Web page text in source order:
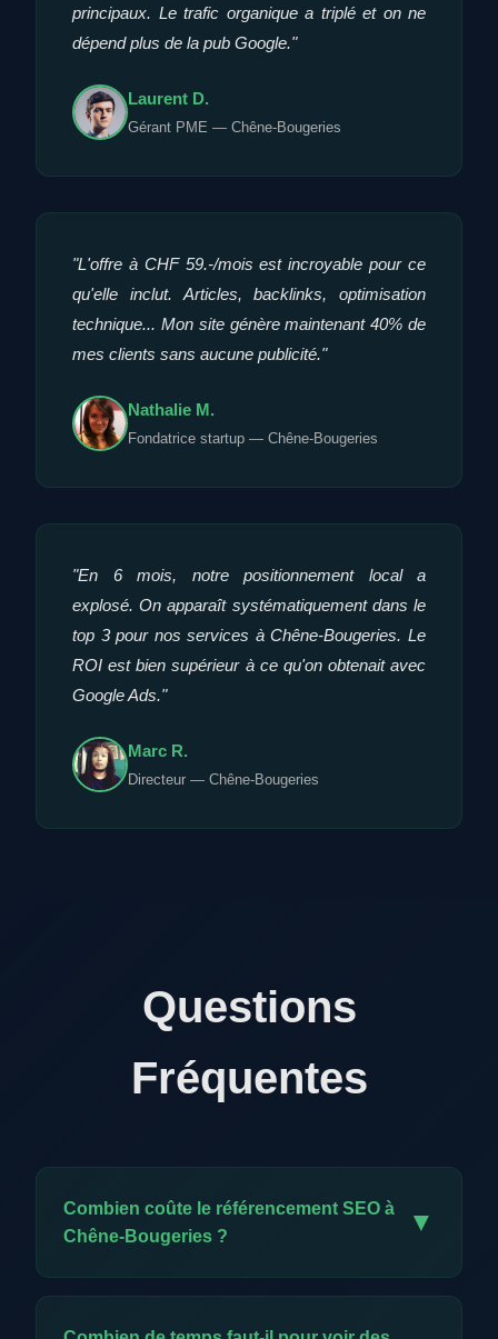
principaux. Le trafic organique a triplé et on ne
dépend plus de la pub Google."
Laurent D.
Gérant PME — Chêne-Bougeries
"L'offre à CHF 59.-/mois est incroyable pour ce
qu'elle inclut. Articles, backlinks, optimisation
technique... Mon site génère maintenant 40% de
mes clients sans aucune publicité."
Nathalie M.
Fondatrice startup — Chêne-Bougeries
"En 6 mois, notre positionnement local a
explosé. On apparaît systématiquement dans le
top 3 pour nos services à Chêne-Bougeries. Le
ROI est bien supérieur à ce qu'on obtenait avec
Google Ads."
Marc R.
Directeur — Chêne-Bougeries
Questions
Fréquentes
Combien coûte le référencement SEO à
Chêne-Bougeries ?
▼
Notre offre exclusive est à CHF 59.-/mois. Elle